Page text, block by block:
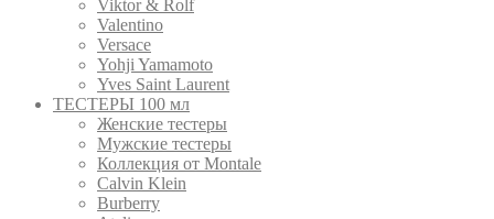
Viktor & Rolf
Valentino
Versace
Yohji Yamamoto
Yves Saint Laurent
ТЕСТЕРЫ 100 мл
Женские тестеры
Мужские тестеры
Коллекция от Montale
Calvin Klein
Burberry